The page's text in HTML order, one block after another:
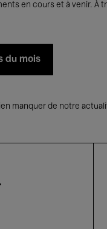
en cours et à venir. À
du mois
manquer de notre